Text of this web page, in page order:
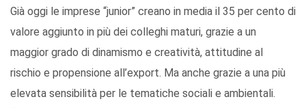
Già oggi le imprese “junior” creano in media il 35 per cento di
valore aggiunto in più dei colleghi maturi, grazie a un
maggior grado di dinamismo e creatività, attitudine al
rischio e propensione all’export. Ma anche grazie a una più
elevata sensibilità per le tematiche sociali e ambientali.